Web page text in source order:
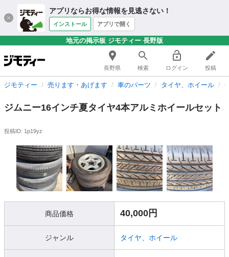
アプリならお得な情報を見逃さない！
インストール アプリで開く
地元の掲示板 ジモティー 長野版
長野県 検索 ログイン 投稿
ジモティー 売ります・あげます 車のパーツ タイヤ、ホイール
ジムニー16インチ夏タイヤ4本アルミホイールセット
投稿ID: 1p19yz
商品価格 40,000円
ジャンル タイヤ、ホイール